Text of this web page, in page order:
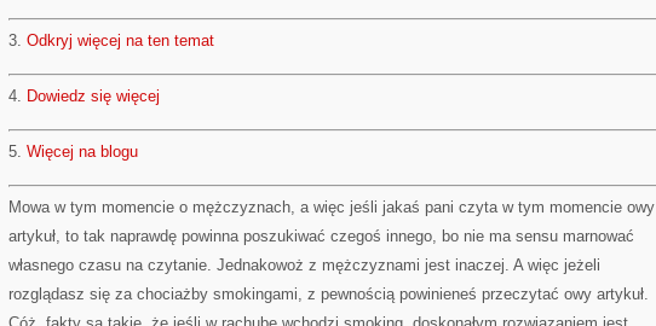
3. Odkryj więcej na ten temat
4. Dowiedz się więcej
5. Więcej na blogu
Mowa w tym momencie o mężczyznach, a więc jeśli jakaś pani czyta w tym momencie owy
artykuł, to tak naprawdę powinna poszukiwać czegoś innego, bo nie ma sensu marnować
własnego czasu na czytanie. Jednakowoż z mężczyznami jest inaczej. A więc jeżeli
rozglądasz się za chociażby smokingami, z pewnością powinieneś przeczytać owy artykuł.